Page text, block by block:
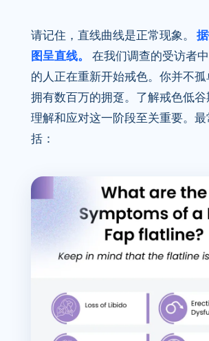
请记住，直线曲线是正常现象。
图呈直线。
在我们调查的受访者
的人正在重新开始戒色。你并不
拥有数百万的拥趸。了解戒色低
理解和应对这一阶段至关重要。
括：